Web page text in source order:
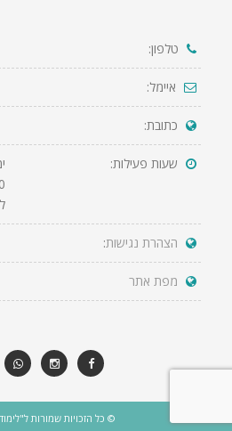
טלפון:
איימל:
כתובת:
שעות פעילות:
הצהרת נגישות:
מפת אתר
© כל הזכויות שמורות